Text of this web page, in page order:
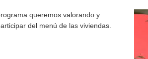
queremos valorando y
del menú de las viviendas.